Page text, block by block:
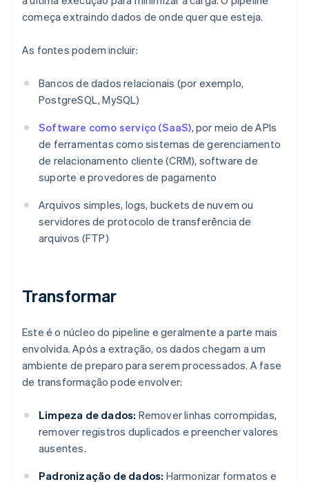
começa extraindo dados de onde quer que esteja.
As fontes podem incluir:
Bancos de dados relacionais (por exemplo,
PostgreSQL, MySQL)
Software como serviço (SaaS), por meio de APIs
de ferramentas como sistemas de gerenciamento
de relacionamento cliente (CRM), software de
suporte e provedores de pagamento
Arquivos simples, logs, buckets de nuvem ou
servidores de protocolo de transferência de
arquivos (FTP)
Transformar
Este é o núcleo do pipeline e geralmente a parte mais
envolvida. Após a extração, os dados chegam a um
ambiente de preparo para serem processados. A fase
de transformação pode envolver:
Limpeza de dados: Remover linhas corrompidas,
remover registros duplicados e preencher valores
ausentes.
Padronização de dados: Harmonizar formatos e